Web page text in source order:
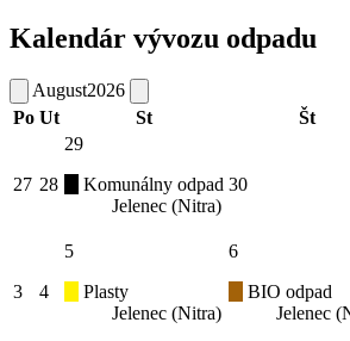
Kalendár vývozu odpadu
August2026
Po Ut St Št
27 28
29
Komunálny odpad
Jelenec (Nitra)
30
3 4
5
Plasty
Jelenec (Nitra)
6
BIO odpad
Jelenec